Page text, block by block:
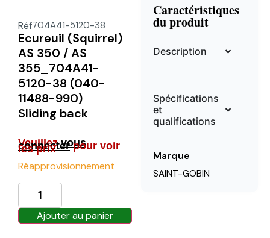
Réf704A41-5120-38
Ecureuil (Squirrel)
AS 350 / AS
355_704A41-
5120-38 (040-
11488-990)
Sliding back
Veuillezvous
connecterpour voir
les prix
Réapprovisionnement
Ajouter au panier
Caractéristiques
du produit
Description
Spécifications
et
qualifications
Marque
SAINT-GOBIN